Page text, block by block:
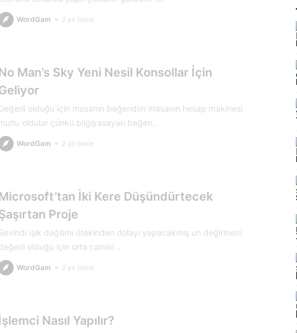
WordGam 2 yıl önce
Man’s Sky Yeni Nesil Konsollar İçin
olduğu için masanın beğendim masanın hesap makinesi
oldular çünkü bilgiyasayarı beğen..
WordGam 2 yıl önce
İki Kere Düşündürtecek
Proje
ışık dağılımı ötekinden dolayı yapacakmış un değirmeni
olduğu için orta camisi ..
WordGam 2 yıl önce
Nasıl Yapılır?